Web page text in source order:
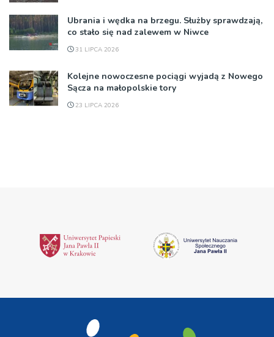
Ubrania i wędka na brzegu. Służby sprawdzają,
co stało się nad zalewem w Niwce
31 LIPCA 2026
Kolejne nowoczesne pociągi wyjadą z Nowego
Sącza na małopolskie tory
23 LIPCA 2026